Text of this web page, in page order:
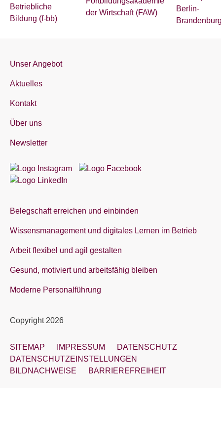
Unser Angebot
Aktuelles
Kontakt
Über uns
Newsletter
Belegschaft erreichen und einbinden
Wissensmanagement und digitales Lernen im Betrieb
Arbeit flexibel und agil gestalten
Gesund, motiviert und arbeitsfähig bleiben
Moderne Personalführung
Copyright 2026
SITEMAP IMPRESSUM
DATENSCHUTZ
DATENSCHUTZEINSTELLUNGEN
BILDNACHWEISE
BARRIEREFREIHEIT